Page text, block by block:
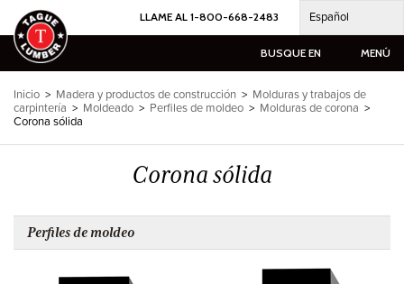
al
contenido
LLAME AL 1-800-668-2483 Español
BUSQUE EN MENÚ
Inicio > Madera y productos de construcción > Molduras y trabajos de
carpintería > Moldeado > Perfiles de moldeo > Molduras de corona >
Corona sólida
Corona sólida
Perfiles de moldeo